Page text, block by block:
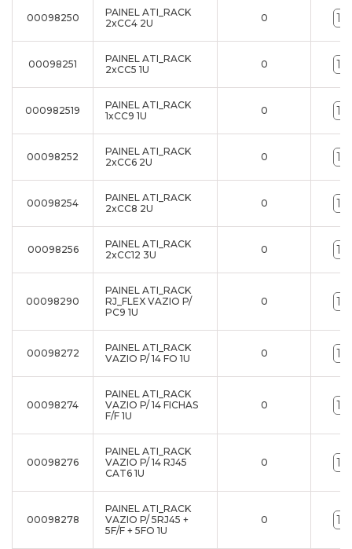
00098250
PAINEL ATI_RACK
2xCC4 2U
0
00098251
PAINEL ATI_RACK
2xCC5 1U
0
000982519
PAINEL ATI_RACK
1xCC9 1U
0
00098252
PAINEL ATI_RACK
2xCC6 2U
0
00098254
PAINEL ATI_RACK
2xCC8 2U
0
00098256
PAINEL ATI_RACK
2xCC12 3U
0
00098290
PAINEL ATI_RACK
RJ_FLEX VAZIO P/
PC9 1U
0
00098272
PAINEL ATI_RACK
VAZIO P/ 14 FO 1U
0
00098274
PAINEL ATI_RACK
VAZIO P/ 14 FICHAS
F/F 1U
0
00098276
PAINEL ATI_RACK
VAZIO P/ 14 RJ45
CAT6 1U
0
00098278
PAINEL ATI_RACK
VAZIO P/ 5RJ45 +
5F/F + 5FO 1U
0